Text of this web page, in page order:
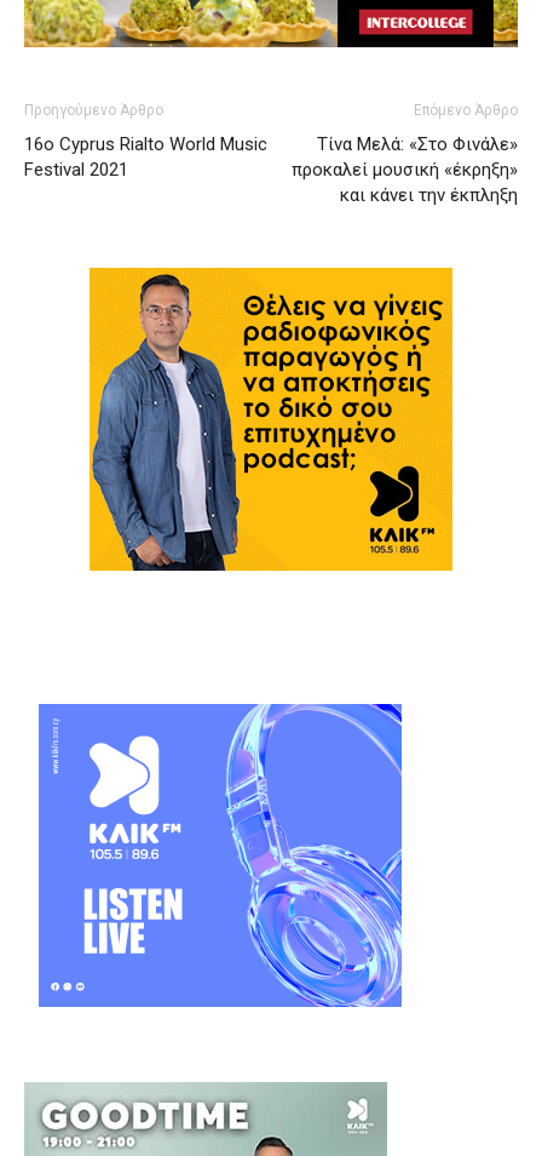
Προηγούμενο Άρθρο
16o Cyprus Rialto World Music
Festival 2021
Επόμενο Άρθρο
Τίνα Μελά: «Στο Φινάλε»
προκαλεί μουσική «έκρηξη»
και κάνει την έκπληξη